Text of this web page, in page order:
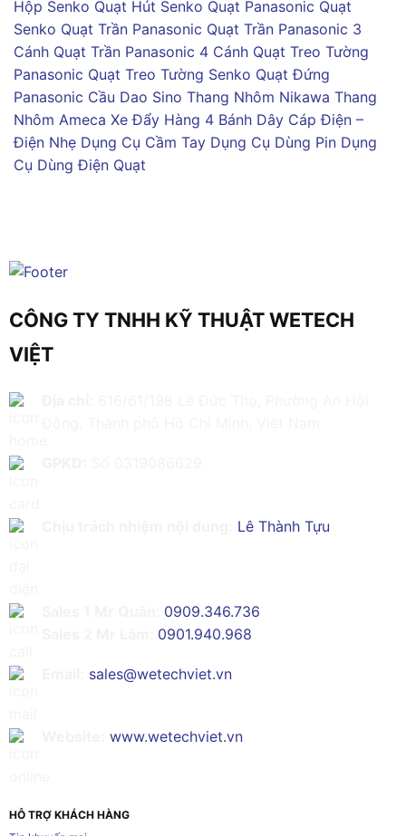
Hộp Senko Quạt Hút Senko Quạt Panasonic Quạt
Senko Quạt Trần Panasonic Quạt Trần Panasonic 3
Cánh Quạt Trần Panasonic 4 Cánh Quạt Treo Tường
Panasonic Quạt Treo Tường Senko Quạt Đứng
Panasonic Cầu Dao Sino Thang Nhôm Nikawa Thang
Nhôm Ameca Xe Đẩy Hàng 4 Bánh Dây Cáp Điện –
Điện Nhẹ Dụng Cụ Cầm Tay Dụng Cụ Dùng Pin Dụng
Cụ Dùng Điện Quạt
CÔNG TY TNHH KỸ THUẬT WETECH
VIỆT
Lê Thành Tựu
0909.346.736
0901.940.968
sales@wetechviet.vn
www.wetechviet.vn
HỖ TRỢ KHÁCH HÀNG